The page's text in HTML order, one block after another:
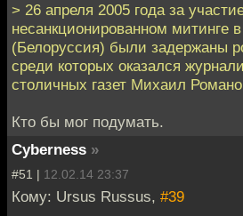
> 26 апреля 2005 года за
несанкционированном митинге
(Белоруссия) были задержаны
среди которых оказался
столичных газет Михаил
Кто бы мог подумать.
Cyberness »
#51 | 12.02.14 23:37
Кому: Ursus Russus, #39